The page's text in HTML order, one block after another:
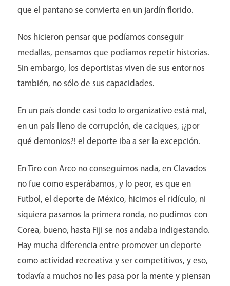
Médicos
que el pantano se convierta en un jardín florido.
Nos hicieron pensar que podíamos conseguir
medallas, pensamos que podíamos repetir historias.
Sin embargo, los deportistas viven de sus entornos
también, no sólo de sus capacidades.
En un país donde casi todo lo organizativo está mal,
en un país lleno de corrupción, de caciques, ¡¿por
qué demonios?! el deporte iba a ser la excepción.
En Tiro con Arco no conseguimos nada, en Clavados
no fue como esperábamos, y lo peor, es que en
Futbol, el deporte de México, hicimos el ridículo, ni
siquiera pasamos la primera ronda, no pudimos con
Corea, bueno, hasta Fiji se nos andaba indigestando.
Hay mucha diferencia entre promover un deporte
como actividad recreativa y ser competitivos, y eso,
todavía a muchos no les pasa por la mente y piensan